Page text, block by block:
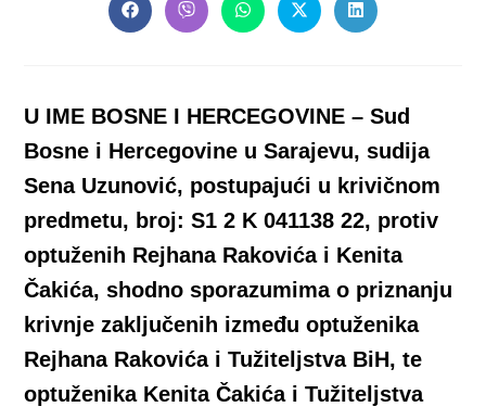
Opens
in
Opens
in
Opens
in
Opens
in
Opens
in
U IME BOSNE I HERCEGOVINE – Sud
Bosne i Hercegovine u Sarajevu, sudija
Sena Uzunović, postupajući u krivičnom
predmetu, broj: S1 2 K 041138 22, protiv
optuženih Rejhana Rakovića i Kenita
Čakića, shodno sporazumima o priznanju
krivnje zaključenih između optuženika
Rejhana Rakovića i Tužiteljstva BiH, te
optuženika Kenita Čakića i Tužiteljstva